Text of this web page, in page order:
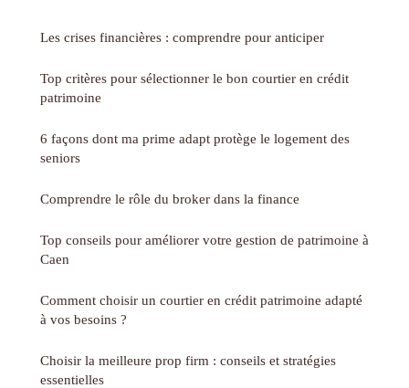
Les crises financières : comprendre pour anticiper
Top critères pour sélectionner le bon courtier en crédit
patrimoine
6 façons dont ma prime adapt protège le logement des
seniors
Comprendre le rôle du broker dans la finance
Top conseils pour améliorer votre gestion de patrimoine à
Caen
Comment choisir un courtier en crédit patrimoine adapté
à vos besoins ?
Choisir la meilleure prop firm : conseils et stratégies
essentielles